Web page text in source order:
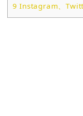
9 Instagram、